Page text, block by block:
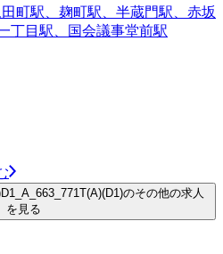
町駅、麹町駅、半蔵門駅、赤坂
丁目駅、国会議事堂前駅
のその他の求人
を見る